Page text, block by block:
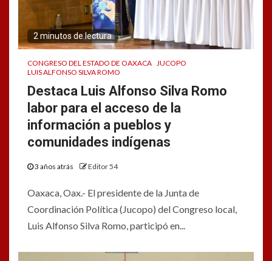
2 minutos de lectura
CONGRESO DEL ESTADO DE OAXACA JUCOPO
LUIS ALFONSO SILVA ROMO
Destaca Luis Alfonso Silva Romo
labor para el acceso de la
información a pueblos y
comunidades indígenas
3 años atrás Editor 54
Oaxaca, Oax.- El presidente de la Junta de
Coordinación Política (Jucopo) del Congreso local,
Luis Alfonso Silva Romo, participó en...